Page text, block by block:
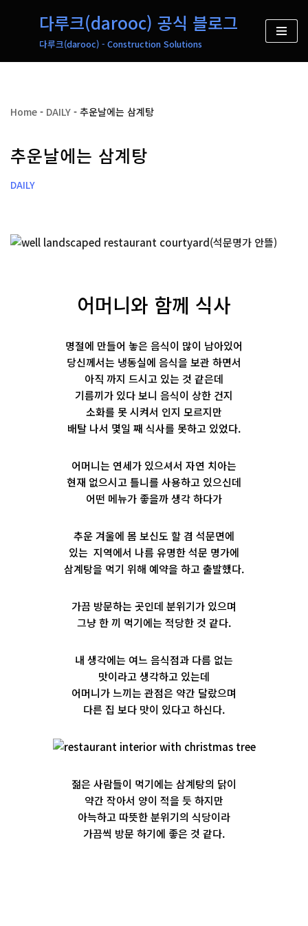
너
기
다루크(darooc) 공식 블로그
다루크(darooc) - Construction Solutions
Home - DAILY - 추운날에는 삼계탕
추운날에는 삼계탕
DAILY
어머니와 함께 식사
명절에 만들어 놓은 음식이 많이 남아있어
당신께서는 냉동실에 음식을 보관 하면서
아직 까지 드시고 있는 것 같은데
기름끼가 있다 보니 음식이 상한 건지
소화를 못 시켜서 인지 모르지만
배탈 나서 몇일 째 식사를 못하고 있었다.
어머니는 연세가 있으셔서 자연 치아는
현재 없으시고 틀니를 사용하고 있으신데
어떤 메뉴가 좋을까 생각 하다가
추운 겨울에 몸 보신도 할 겸 석문면에
있는 지역에서 나름 유명한 석문 명가에
삼계탕을 먹기 위해 예약을 하고 출발했다.
가끔 방문하는 곳인데 분위기가 있으며
그냥 한 끼 먹기에는 적당한 것 같다.
내 생각에는 여느 음식점과 다름 없는
맛이라고 생각하고 있는데
어머니가 느끼는 관점은 약간 달랐으며
다른 집 보다 맛이 있다고 하신다.
젊은 사람들이 먹기에는 삼계탕의 닭이
약간 작아서 양이 적을 듯 하지만
아늑하고 따뜻한 분위기의 식당이라
가끔씩 방문 하기에 좋은 것 같다.